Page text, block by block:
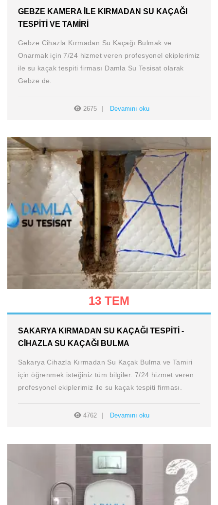
GEBZE KAMERA İLE KIRMADAN SU KAÇAĞI
TESPITI VE TAMIRI
Gebze Cihazla Kırmadan Su Kaçağı Bulmak ve
Onarmak için 7/24 hizmet veren profesyonel ekiplerimiz
ile su kaçak tespiti firması Damla Su Tesisat olarak
Gebze de.
2675 Devamını oku
13 TEM
SAKARYA KIRMADAN SU KAÇAĞI TESPITI -
CIHAZLA SU KAÇAĞI BULMA
Sakarya Cihazla Kırmadan Su Kaçak Bulma ve Tamiri
için öğrenmek isteğiniz tüm bilgiler. 7/24 hizmet veren
profesyonel ekiplerimiz ile su kaçak tespiti firması.
4762 Devamını oku